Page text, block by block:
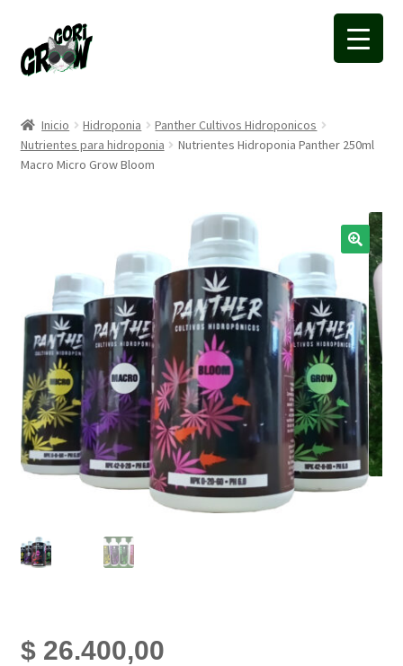
a
la
a
la
Inicio Hidroponia
Panther Cultivos Hidroponicos
Nutrientes para hidroponia
Nutrientes Hidroponia Panther 250ml
Macro Micro Grow Bloom
$26.400,00